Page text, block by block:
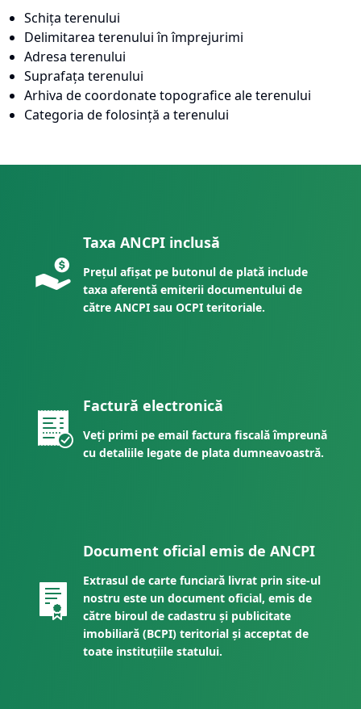
Schița terenului
Delimitarea terenului în împrejurimi
Adresa terenului
Suprafața terenului
Arhiva de coordonate topografice ale terenului
Categoria de folosință a terenului
Taxa ANCPI inclusă
Prețul afișat pe butonul de plată include
taxa aferentă emiterii documentului de
către ANCPI sau OCPI teritoriale.
Factură electronică
Veți primi pe email factura fiscală împreună
cu detaliile legate de plata dumneavoastră.
Document oficial emis de ANCPI
Extrasul de carte funciară livrat prin site-ul
nostru este un document oficial, emis de
către biroul de cadastru și publicitate
imobiliară (BCPI) teritorial și acceptat de
toate instituțiile statului.